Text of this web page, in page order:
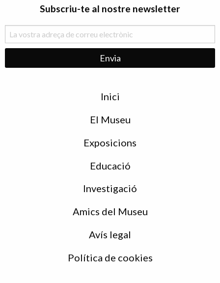
Subscriu-te al nostre newsletter
Inici
El Museu
Exposicions
Educació
Investigació
Amics del Museu
Avís legal
Política de cookies